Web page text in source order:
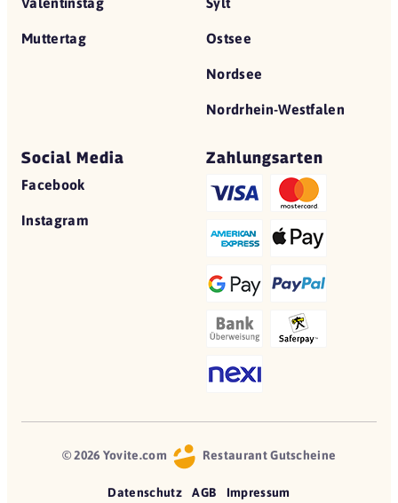
Muttertag Ostsee
Nordsee
Nordrhein-Westfalen
Social Media
Facebook
Instagram
Zahlungsarten
© 2026 Yovite.com Restaurant Gutscheine
Datenschutz AGB Impressum